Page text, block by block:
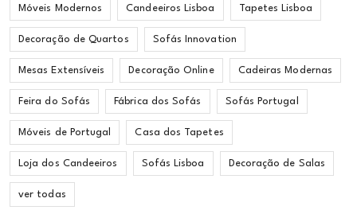
Móveis Modernos Candeeiros Lisboa Tapetes Lisboa
Decoração de Quartos Sofás Innovation
Mesas Extensíveis Decoração Online Cadeiras Modernas
Feira do Sofás Fábrica dos Sofás Sofás Portugal
Móveis de Portugal Casa dos Tapetes
Loja dos Candeeiros Sofás Lisboa Decoração de Salas
ver todas